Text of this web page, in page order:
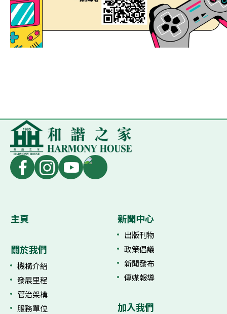
主頁
關於我們
機構介紹
發展里程
管治架構
服務單位
新聞中心
出版刊物
政策倡議
新聞發布
傳媒報導
加入我們